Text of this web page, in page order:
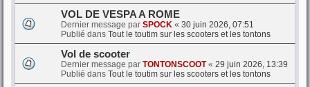
VOL DE VESPA A ROME
Dernier message par SPOCK « 30 juin 2026, 07:51
Publié dans Tout le toutim sur les scooters et les tontons
Vol de scooter
Dernier message par TONTONSCOOT« 29 juin 2026, 13:39
Publié dans Tout le toutim sur les scooters et les tontons